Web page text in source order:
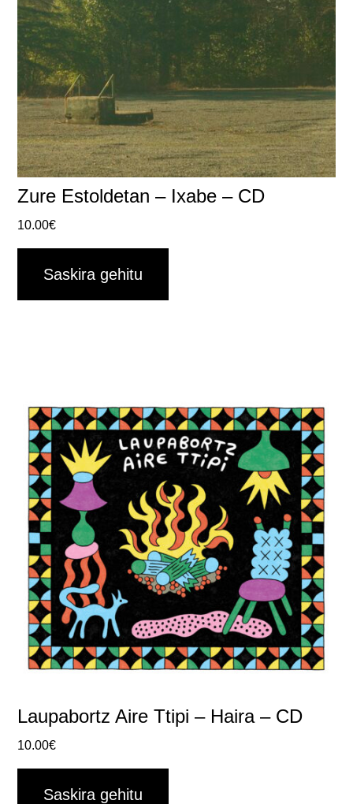
Zure Estoldetan – Ixabe – CD
10.00€
Saskira gehitu
Laupabortz Aire Ttipi – Haira – CD
10.00€
Saskira gehitu